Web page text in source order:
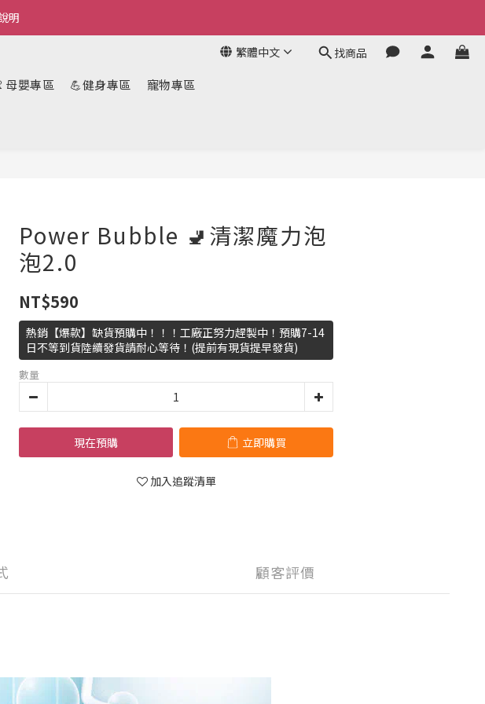
~
~
繁體中文
找商品
母嬰專區 💪健身專區 寵物專區
Power Bubble 🚽清潔魔力泡
泡2.0
NT$590
熱銷【爆款】缺貨預購中！！！工廠正努力趕製中！預購7-14
日不等到貨陸續發貨請耐心等待！(提前有現貨提早發貨)
數量
現在預購 立即購買
加入追蹤清單
顧客評價